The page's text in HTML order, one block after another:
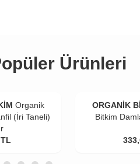
Ürünleri
Organik
(İri Taneli)
TL
ORGANİK
Bitkim